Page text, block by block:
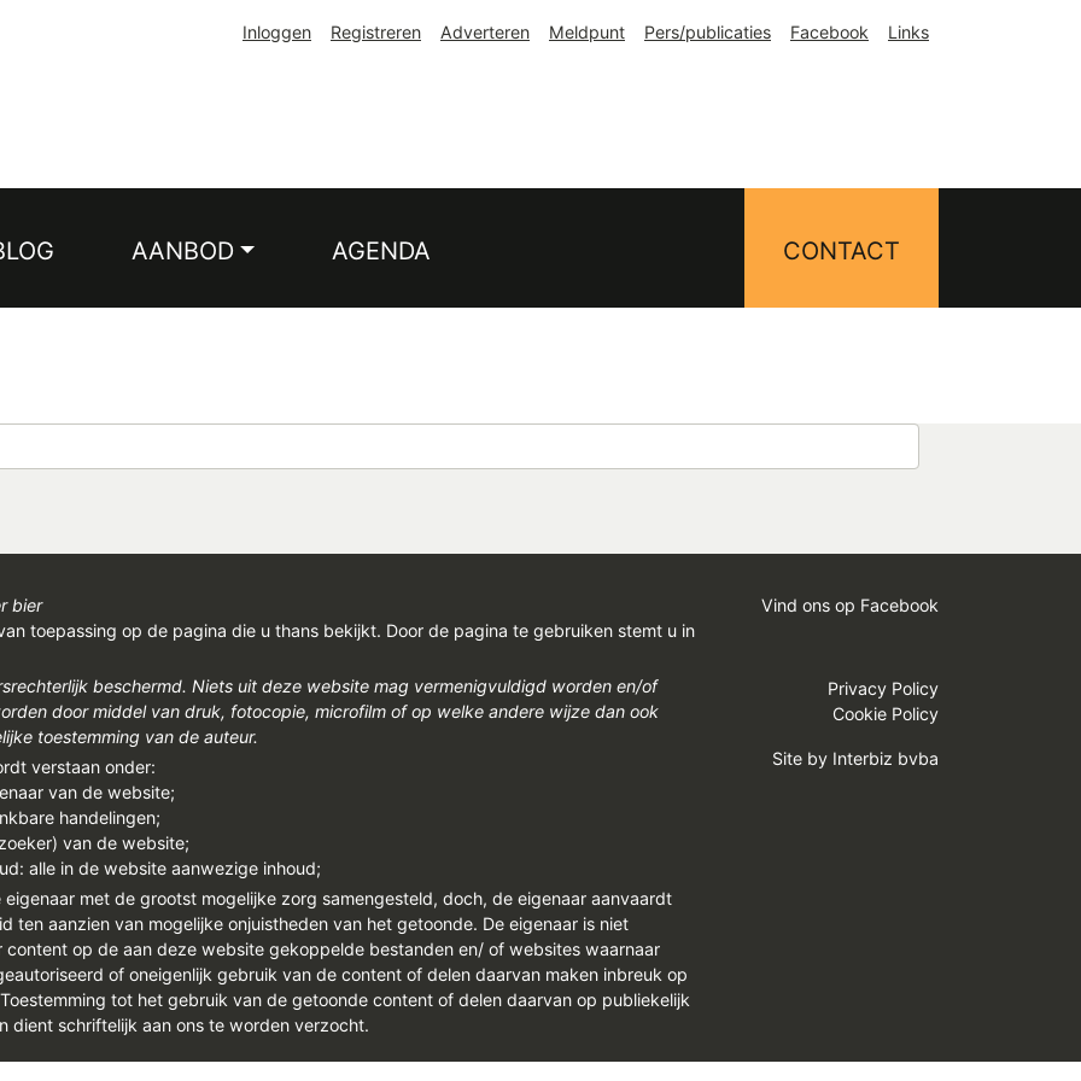
Inloggen Registreren Adverteren Meldpunt Pers/publicaties Facebook Links
AANBOD AGENDA CONTACT
bier
toepassing op de pagina die u thans bekijkt. Door de pagina te gebruiken stemt u in
beschermd. Niets uit deze website mag vermenigvuldigd worden en/of
door middel van druk, fotocopie, microfilm of op welke andere wijze dan ook
toestemming van de auteur.
verstaan onder:
van de website;
handelingen;
van de website;
alle in de website aanwezige inhoud;
eigenaar met de grootst mogelijke zorg samengesteld, doch, de eigenaar aanvaardt
ten aanzien van mogelijke onjuistheden van het getoonde. De eigenaar is niet
content op de aan deze website gekoppelde bestanden en/ of websites waarnaar
of oneigenlijk gebruik van de content of delen daarvan maken inbreuk op
tot het gebruik van de getoonde content of delen daarvan op publiekelijk
dient schriftelijk aan ons te worden verzocht.
Vind ons op Facebook
Privacy Policy
Cookie Policy
Site by Interbiz bvba